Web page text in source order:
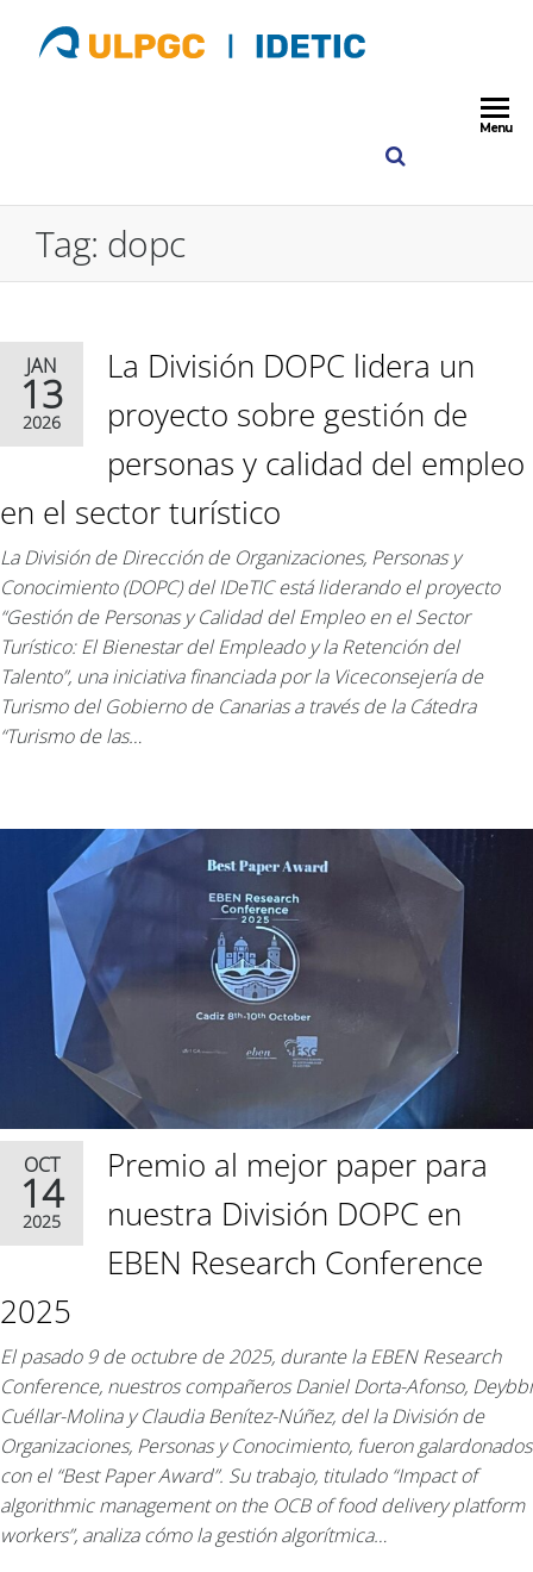
Desarrollo
Tecnológico
Menu
Tag: dopc
JAN
13
2026
La División DOPC lidera un
proyecto sobre gestión de
personas y calidad del empleo
en el sector turístico
La División de Dirección de Organizaciones, Personas y
Conocimiento (DOPC) del IDeTIC está liderando el proyecto
“Gestión de Personas y Calidad del Empleo en el Sector
Turístico: El Bienestar del Empleado y la Retención del
Talento”, una iniciativa financiada por la Viceconsejería de
Turismo del Gobierno de Canarias a través de la Cátedra
“Turismo de las…
OCT
14
2025
Premio al mejor paper para
nuestra División DOPC en
EBEN Research Conference
2025
El pasado 9 de octubre de 2025, durante la EBEN Research
Conference, nuestros compañeros Daniel Dorta-Afonso, Deybbi
Cuéllar-Molina y Claudia Benítez-Núñez, del la División de
Organizaciones, Personas y Conocimiento, fueron galardonados
con el “Best Paper Award”. Su trabajo, titulado “Impact of
algorithmic management on the OCB of food delivery platform
workers”, analiza cómo la gestión algorítmica…